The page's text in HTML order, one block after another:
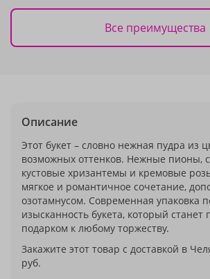
Все преимущества
Описание
Этот букет – словно нежная пудра из
возможных оттенков. Нежные пионы,
кустовые хризантемы и кремовые
мягкое и романтичное сочетание,
озотамнусом. Современная упаковка
изысканность букета, который
подарком к любому торжеству.
Закажите этот товар с доставкой в
руб.